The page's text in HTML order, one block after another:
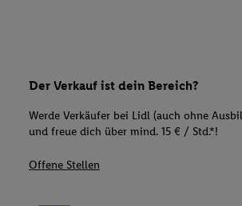
Der Verkauf ist dein Bereich?
Werde Verkäufer bei Lidl (auch ohne
und freue dich über mind. 15 € / Std.*!
Offene Stellen